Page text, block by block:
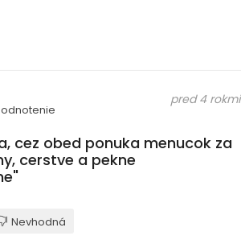
pred 4 rokmi
cez obed ponuka menucok za
cerstve a pekne
Nevhodná